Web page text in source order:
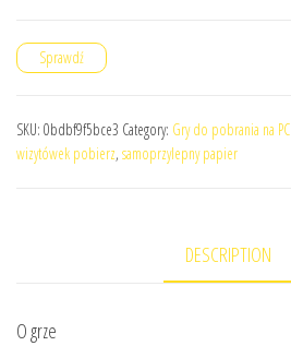
Sprawdź
SKU: 0bdbf9f5bce3 Category: Gry do pobrania na PC
wizytówek pobierz, samoprzylepny papier
DESCRIPTION
O grze